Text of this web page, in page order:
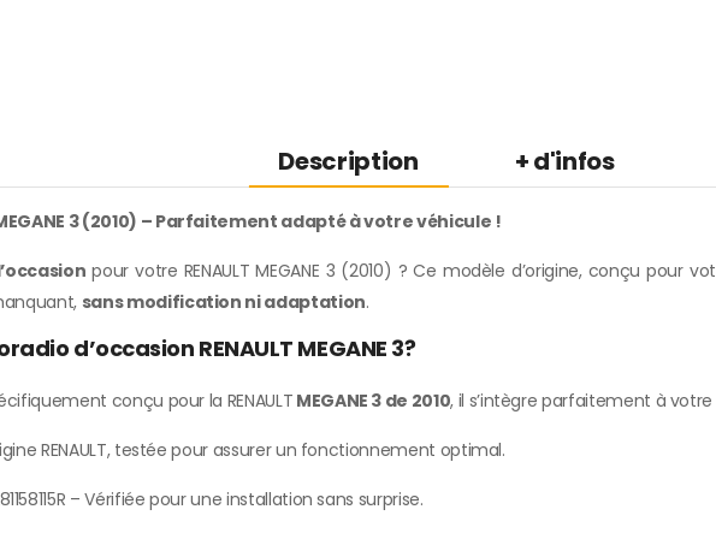
Description + d'infos
3 (2010) – Parfaitement adapté à votre véhicule !
pour votre RENAULT MEGANE 3 (2010) ? Ce modèle d’origine, conçu
sans modification ni adaptation.
d’occasion RENAULT MEGANE 3?
conçu pour la RENAULT MEGANE 3 de 2010, il s’intègre parfaitement à
RENAULT, testée pour assurer un fonctionnement optimal.
– Vérifiée pour une installation sans surprise.